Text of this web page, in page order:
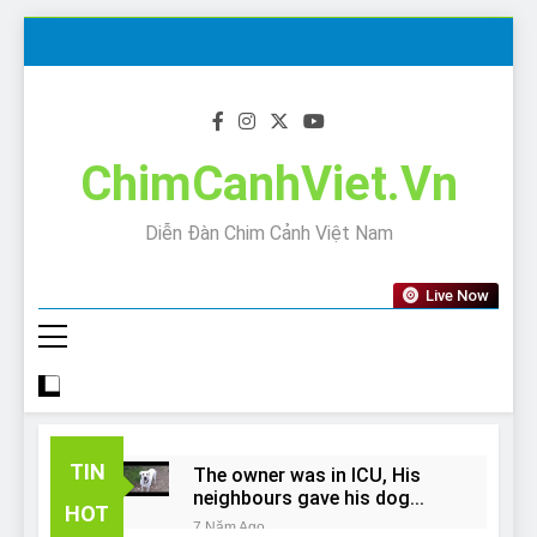
ChimCanhViet.Vn
Diễn Đàn Chim Cảnh Việt Nam
Live Now
TIN
HOT
The owner was in ICU, His
neighbours gave his dog
away!
7 Năm Ago